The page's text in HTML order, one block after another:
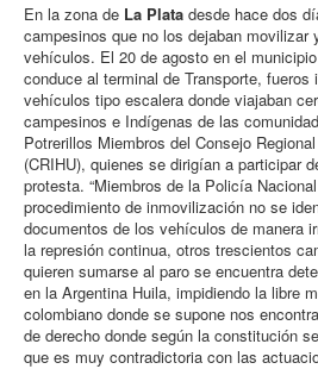
En la zona de La Plata desde hace dos
campesinos que no los dejaban movilizar
vehículos. El 20 de agosto en el
conduce al terminal de Transporte, fueros
vehículos tipo escalera donde viajaban
campesinos e Indígenas de las
Potrerillos Miembros del Consejo
(CRIHU), quienes se dirigían a participar
protesta. “Miembros de la Policía
procedimiento de inmovilización no se
documentos de los vehículos de manera
la represión continua, otros trescientos
quieren sumarse al paro se encuentra
en la Argentina Huila, impidiendo la libre
colombiano donde se supone nos
de derecho donde según la constitución
que es muy contradictoria con las